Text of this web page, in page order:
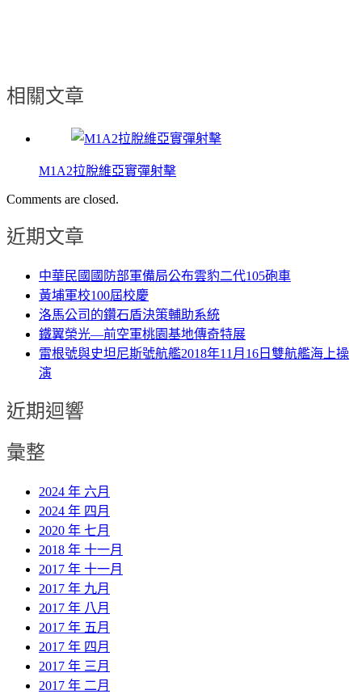
相關文章
M1A2拉脫維亞實彈射擊
Comments are closed.
近期文章
中華民國國防部軍備局公布雲豹二代105砲車
黃埔軍校100屆校慶
洛馬公司的鑽石盾決策輔助系統
鐵翼榮光—前空軍桃園基地傳奇特展
雷根號與史坦尼斯號航艦2018年11月16日雙航艦海上操
演
近期迴響
彙整
2024 年 六月
2024 年 四月
2020 年 七月
2018 年 十一月
2017 年 十一月
2017 年 九月
2017 年 八月
2017 年 五月
2017 年 四月
2017 年 三月
2017 年 二月